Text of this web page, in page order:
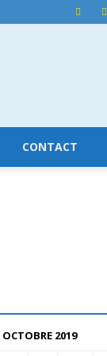
CONTACT
OCTOBRE 2019